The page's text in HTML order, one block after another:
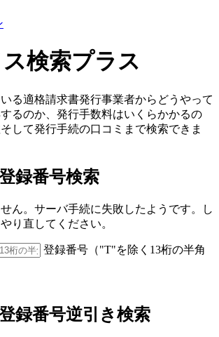
検索プラス
る適格請求書発行事業者からどうやって
るのか、発行手数料はいくらかかるの
して発行手続の口コミまで検索できま
録番号検索
ん。サーバ手続に失敗したようです。し
り直してください。
登録番号（"T"を除く13桁の半角
録番号逆引き検索